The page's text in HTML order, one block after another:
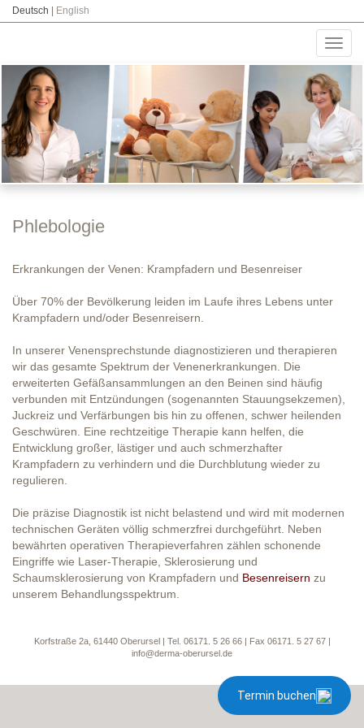
Deutsch English
Phlebologie
Erkrankungen der Venen: Krampfadern und Besenreiser
Über 70% der Bevölkerung leiden im Laufe ihres Lebens unter
Krampfadern und/oder Besenreisern.
In unserer Venensprechstunde diagnostizieren und therapieren
wir das gesamte Spektrum der Venenerkrankungen. Die
erweiterten Gefäßansammlungen an den Beinen sind häufig
verbunden mit Entzündungen (sogenannten Stauungsekzemen),
Juckreiz und Verfärbungen bis hin zu offenen, schwer heilenden
Geschwüren. Eine rechtzeitige Therapie kann helfen, die
Entwicklung großer, lästiger und auch schmerzhafter
Krampfadern zu verhindern und die Durchblutung wieder zu
regulieren.
Die präzise Diagnostik ist nicht belastend und wird mit modernen
technischen Geräten völlig schmerzfrei durchgeführt. Neben
bewährten operativen Therapieverfahren zählen schonende
Eingriffe wie Laser-Therapie, Sklerosierung und
Schaumsklerosierung von Krampfadern und Besenreisern zu
unserem Behandlungsspektrum.
Korfstraße 2a, 61440 Oberursel | Tel. 06171. 5 26 66 | Fax 06171. 5 27 67 |
info@derma-oberursel.de
Termin buchen